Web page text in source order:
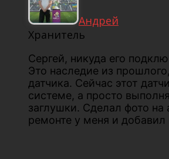
Андрей
Хранитель
Сергей, никуда его
Это наследие из
датчика. Сейчас этот
системе, а просто
заглушки. Сделал фото на
ремонте у меня и